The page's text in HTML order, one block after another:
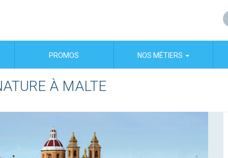
PROMOS NOS MÉTIERS
À MALTE